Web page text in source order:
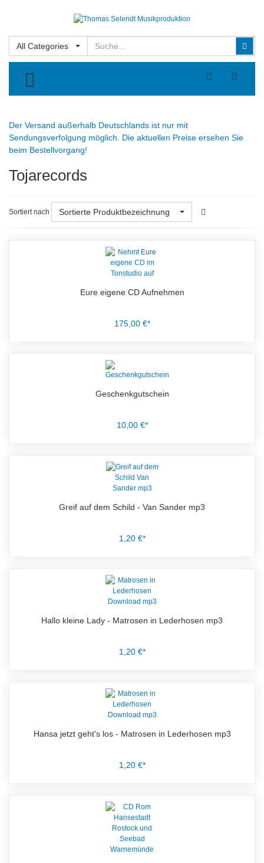
All Categories
TOGGLE MENU
Der Versand außerhalb Deutschlands ist nur mit
Sendungsverfolgung möglich. Die aktuellen Preise ersehen Sie
beim Bestellvorgang!
Tojarecords
Sortiert nach Sortierte Produktbezeichnung
Eure eigene CD Aufnehmen
175,00 €*
Geschenkgutschein
10,00 €*
Greif auf dem Schild - Van Sander mp3
1,20 €*
Hallo kleine Lady - Matrosen in Lederhosen mp3
1,20 €*
Hansa jetzt geht's los - Matrosen in Lederhosen mp3
1,20 €*